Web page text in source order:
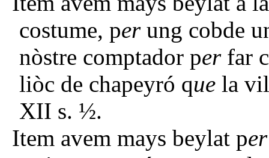
costume, perung cobde
nòstre comptador perfar
liòc de chapeyró que la
XII s. ½.
Item avem mays beylat per